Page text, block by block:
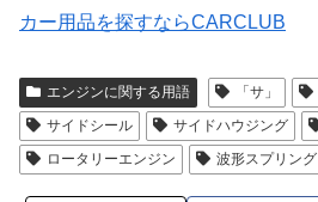
カー用品を探すならCARCLUB
エンジンに関する用語 「サ」
サイドシール
サイドハウジング
ロータリーエンジン
波形スプリング